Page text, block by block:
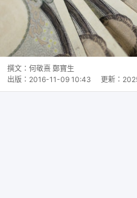
撰文： 何敬熹 鄭寶生
出版： 2016-11-09 10:43 更新：